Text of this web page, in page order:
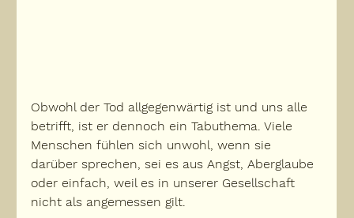
Obwohl der Tod allgegenwärtig ist und uns alle
betrifft, ist er dennoch ein Tabuthema. Viele
Menschen fühlen sich unwohl, wenn sie
darüber sprechen, sei es aus Angst, Aberglaube
oder einfach, weil es in unserer Gesellschaft
nicht als angemessen gilt.